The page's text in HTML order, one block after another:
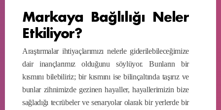
Markaya Bağlılığı Neler
Etkiliyor?
Araştırmalar ihtiyaçlarımızı nelerle giderilebileceğimize
dair inançlarımız olduğunu söylüyor. Bunların bir
kısmını bilebiliriz; bir kısmını ise bilinçaltında taşırız ve
bunlar zihnimizde gezinen hayaller, hayallerimizin bize
sağladığı tecrübeler ve senaryolar olarak bir yerlerde bir